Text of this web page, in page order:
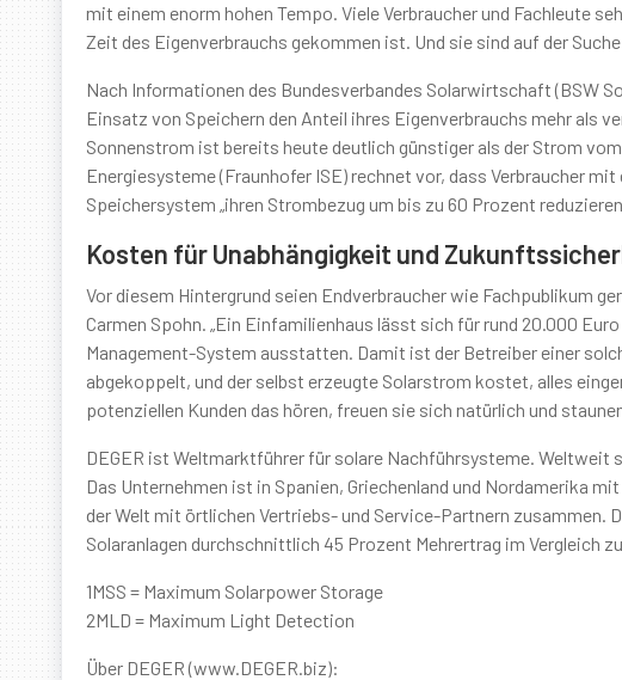
mit einem enorm hohen Tempo. Viele Verbraucher und Fachleute
Zeit des Eigenverbrauchs gekommen ist. Und sie sind auf der
Nach Informationen des Bundesverbandes Solarwirtschaft (BSW
Einsatz von Speichern den Anteil ihres Eigenverbrauchs mehr als
Sonnenstrom ist bereits heute deutlich günstiger als der Strom
Energiesysteme (Fraunhofer ISE) rechnet vor, dass Verbraucher
Speichersystem „ihren Strombezug um bis zu 60 Prozent
Kosten für Unabhängigkeit und
Vor diesem Hintergrund seien Endverbraucher wie Fachpublikum
Carmen Spohn. „Ein Einfamilienhaus lässt sich für rund 20.000
Management-System ausstatten. Damit ist der Betreiber einer
abgekoppelt, und der selbst erzeugte Solarstrom kostet, alles
potenziellen Kunden das hören, freuen sie sich natürlich und
DEGER ist Weltmarktführer für solare Nachführsysteme. Weltweit
Das Unternehmen ist in Spanien, Griechenland und Nordamerika
der Welt mit örtlichen Vertriebs- und Service-Partnern zusammen.
Solaranlagen durchschnittlich 45 Prozent Mehrertrag im Vergleich
1MSS = Maximum Solarpower Storage
2MLD = Maximum Light Detection
Über DEGER (www.DEGER.biz):